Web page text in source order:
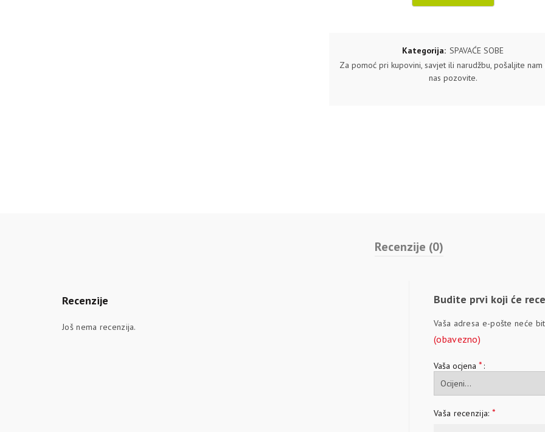
Kategorija: SPAVAĆE SOBE
Za pomoć pri kupovini, savjet ili narudžbu, pošaljite
nas pozovite.
Recenzije (0)
Recenzije
Još nema recenzija.
Budite prvi koji će
Vaša adresa e-pošte neće
(obavezno)
Vaša ocjena *
Vaša recenzija: *